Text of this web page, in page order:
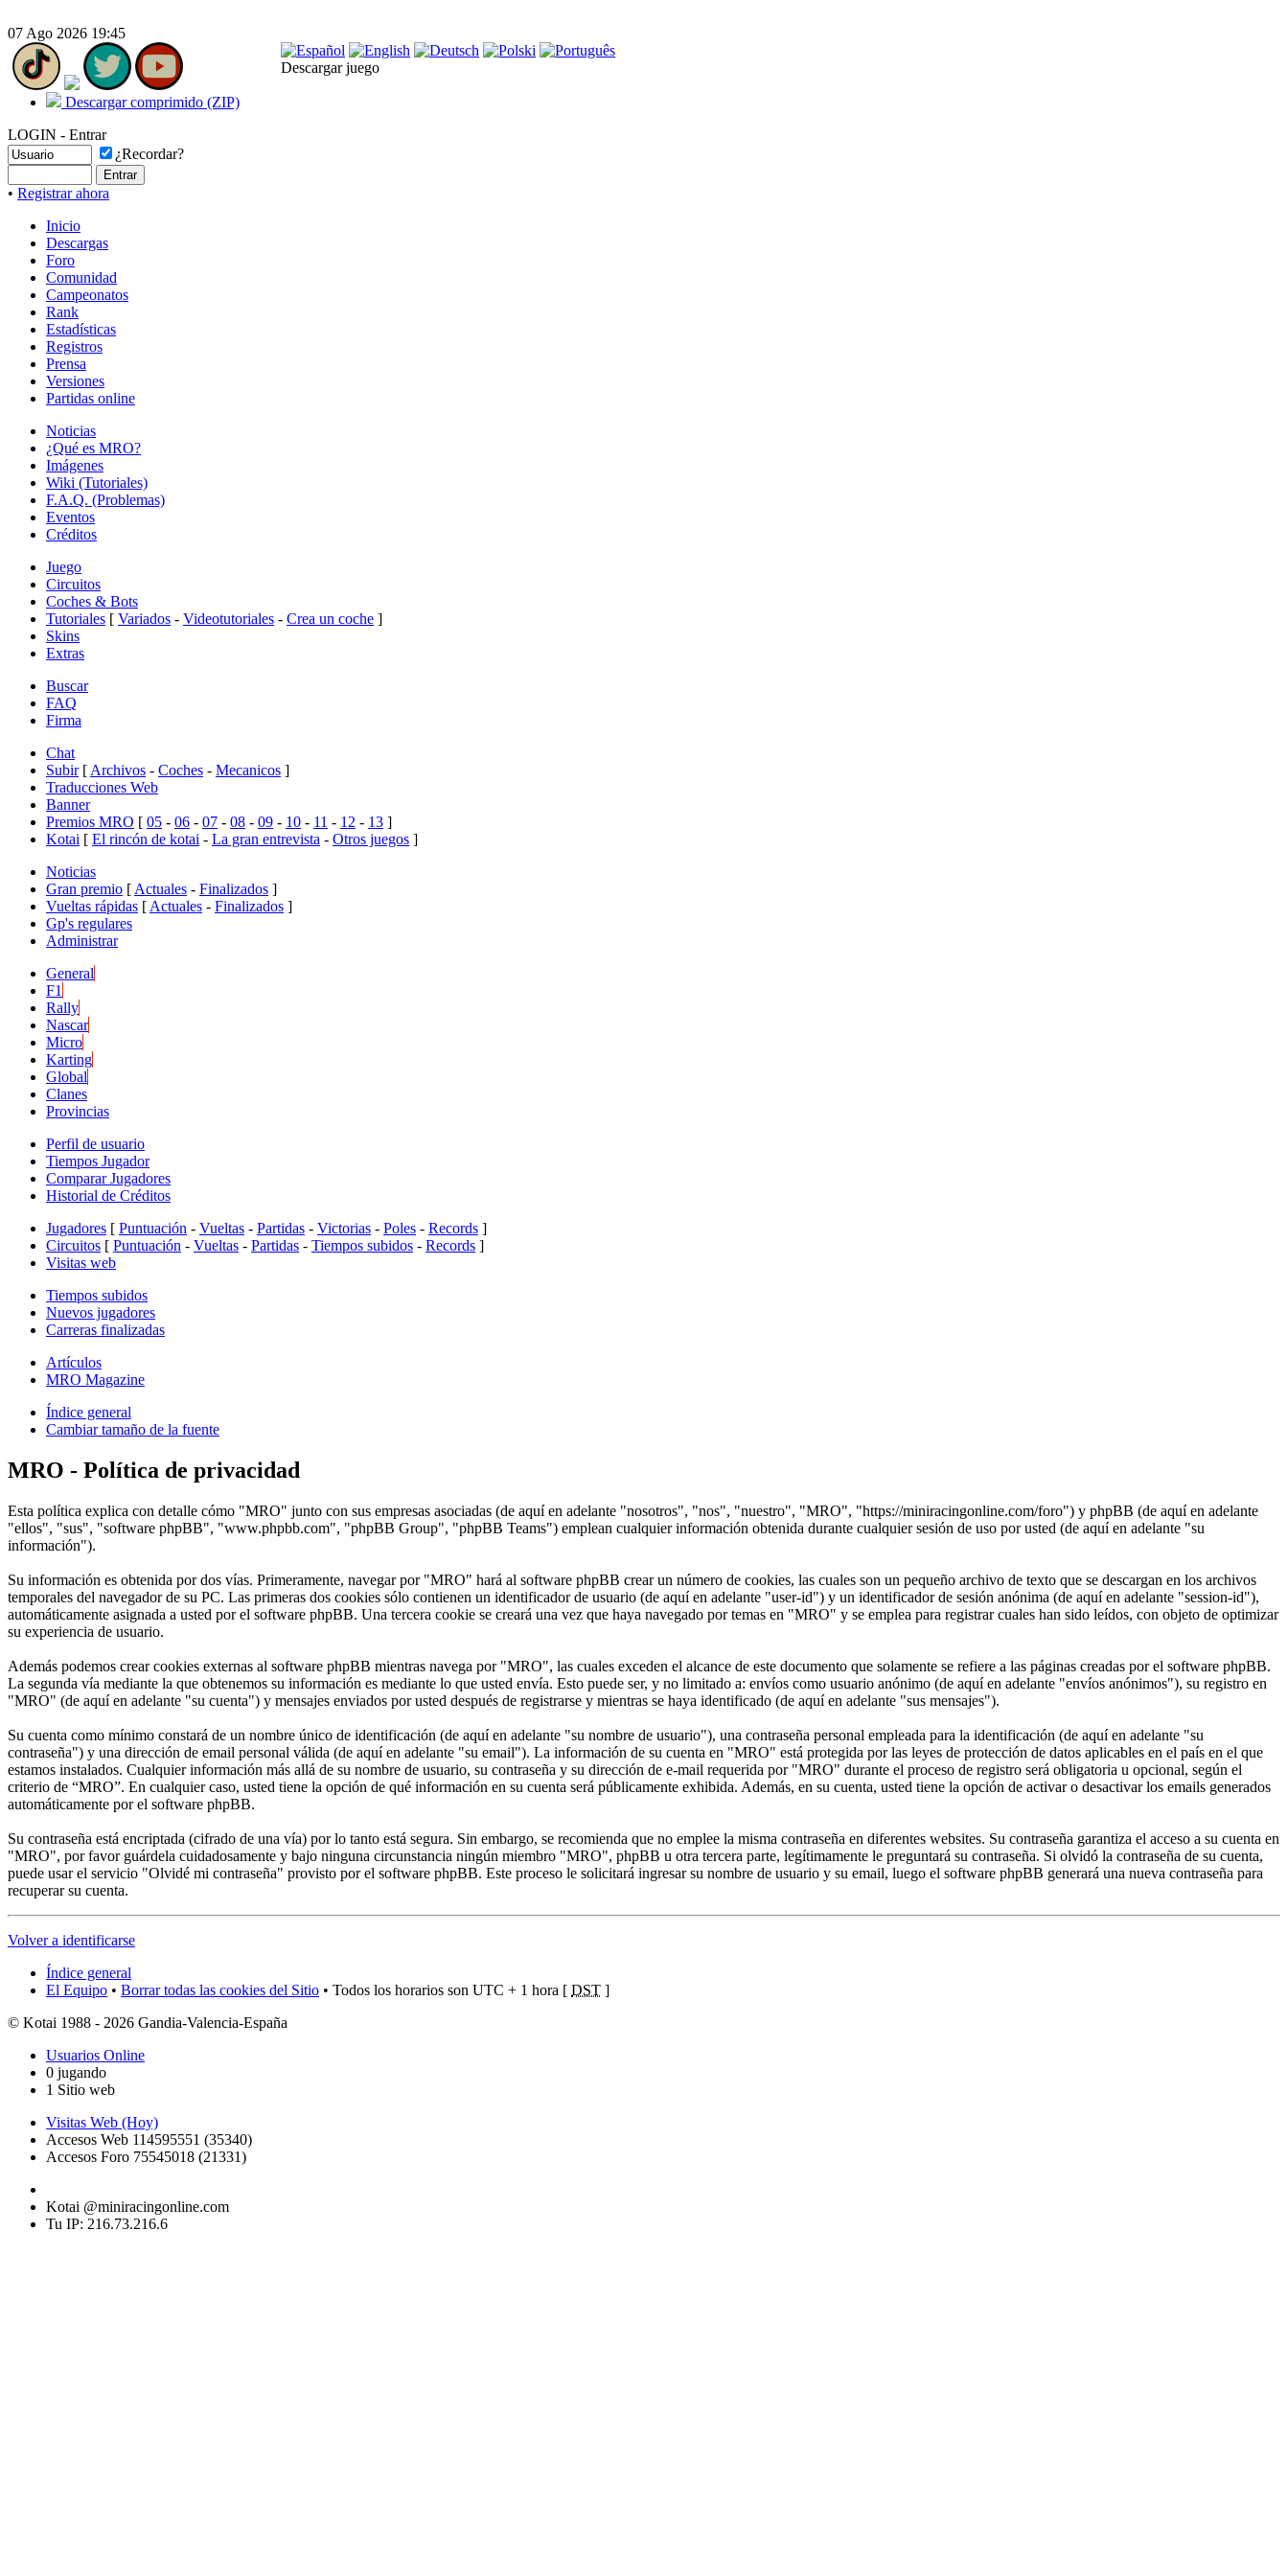
07 Ago 2026 19:45
Descargar juego
Descargar comprimido (ZIP)
LOGIN - Entrar
¿Recordar?
• Registrar ahora
Inicio
Descargas
Foro
Comunidad
Campeonatos
Rank
Estadísticas
Registros
Prensa
Versiones
Partidas online
Noticias
¿Qué es MRO?
Imágenes
Wiki (Tutoriales)
F.A.Q. (Problemas)
Eventos
Créditos
Juego
Circuitos
Coches & Bots
Tutoriales [ Variados - Videotutoriales - Crea un coche ]
Skins
Extras
Buscar
FAQ
Firma
Chat
Subir [ Archivos - Coches - Mecanicos ]
Traducciones Web
Banner
Premios MRO [ 05 - 06 - 07 - 08 - 09 - 10 - 11 - 12 - 13 ]
Kotai [ El rincón de kotai - La gran entrevista - Otros juegos ]
Noticias
Gran premio [ Actuales - Finalizados ]
Vueltas rápidas [ Actuales - Finalizados ]
Gp's regulares
Administrar
General
F1
Rally
Nascar
Micro
Karting
Global
Clanes
Provincias
Perfil de usuario
Tiempos Jugador
Comparar Jugadores
Historial de Créditos
Jugadores [ Puntuación - Vueltas - Partidas - Victorias - Poles - Records ]
Circuitos [ Puntuación - Vueltas - Partidas - Tiempos subidos - Records ]
Visitas web
Tiempos subidos
Nuevos jugadores
Carreras finalizadas
Artículos
MRO Magazine
Índice general
Cambiar tamaño de la fuente
MRO - Política de privacidad
Esta política explica con detalle cómo "MRO" junto con sus empresas asociadas (de aquí en adelante "nosotros", "nos", "nuestro", "MRO", "https://miniracingonline.com/foro") y phpBB (de aquí en adelante
"ellos", "sus", "software phpBB", "www.phpbb.com", "phpBB Group", "phpBB Teams") emplean cualquier información obtenida durante cualquier sesión de uso por usted (de aquí en adelante "su
información").
Su información es obtenida por dos vías. Primeramente, navegar por "MRO" hará al software phpBB crear un número de cookies, las cuales son un pequeño archivo de texto que se descargan en los archivos
temporales del navegador de su PC. Las primeras dos cookies sólo contienen un identificador de usuario (de aquí en adelante "user-id") y un identificador de sesión anónima (de aquí en adelante "session-id"),
automáticamente asignada a usted por el software phpBB. Una tercera cookie se creará una vez que haya navegado por temas en "MRO" y se emplea para registrar cuales han sido leídos, con objeto de optimizar
su experiencia de usuario.
Además podemos crear cookies externas al software phpBB mientras navega por "MRO", las cuales exceden el alcance de este documento que solamente se refiere a las páginas creadas por el software phpBB.
La segunda vía mediante la que obtenemos su información es mediante lo que usted envía. Esto puede ser, y no limitado a: envíos como usuario anónimo (de aquí en adelante "envíos anónimos"), su registro en
"MRO" (de aquí en adelante "su cuenta") y mensajes enviados por usted después de registrarse y mientras se haya identificado (de aquí en adelante "sus mensajes").
Su cuenta como mínimo constará de un nombre único de identificación (de aquí en adelante "su nombre de usuario"), una contraseña personal empleada para la identificación (de aquí en adelante "su
contraseña") y una dirección de email personal válida (de aquí en adelante "su email"). La información de su cuenta en "MRO" está protegida por las leyes de protección de datos aplicables en el país en el que
estamos instalados. Cualquier información más allá de su nombre de usuario, su contraseña y su dirección de e-mail requerida por "MRO" durante el proceso de registro será obligatoria u opcional, según el
criterio de “MRO”. En cualquier caso, usted tiene la opción de qué información en su cuenta será públicamente exhibida. Además, en su cuenta, usted tiene la opción de activar o desactivar los emails generados
automáticamente por el software phpBB.
Su contraseña está encriptada (cifrado de una vía) por lo tanto está segura. Sin embargo, se recomienda que no emplee la misma contraseña en diferentes websites. Su contraseña garantiza el acceso a su cuenta en
"MRO", por favor guárdela cuidadosamente y bajo ninguna circunstancia ningún miembro "MRO", phpBB u otra tercera parte, legítimamente le preguntará su contraseña. Si olvidó la contraseña de su cuenta,
puede usar el servicio "Olvidé mi contraseña" provisto por el software phpBB. Este proceso le solicitará ingresar su nombre de usuario y su email, luego el software phpBB generará una nueva contraseña para
recuperar su cuenta.
Volver a identificarse
Índice general
El Equipo • Borrar todas las cookies del Sitio • Todos los horarios son UTC + 1 hora [ DST ]
© Kotai 1988 - 2026 Gandia-Valencia-España
Usuarios Online
0 jugando
1 Sitio web
Visitas Web (Hoy)
Accesos Web 114595551 (35340)
Accesos Foro 75545018 (21331)
Kotai @miniracingonline.com
Tu IP: 216.73.216.6